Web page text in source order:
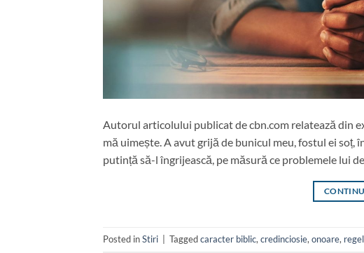
Autorul articolului publicat de cbn.com relatează din
mă uimește. A avut grijă de bunicul meu, fostul ei soț,
putință să-l îngrijească, pe măsură ce problemele lui
Posted inStiri Taggedcaracter biblic, credinciosie, onoare,